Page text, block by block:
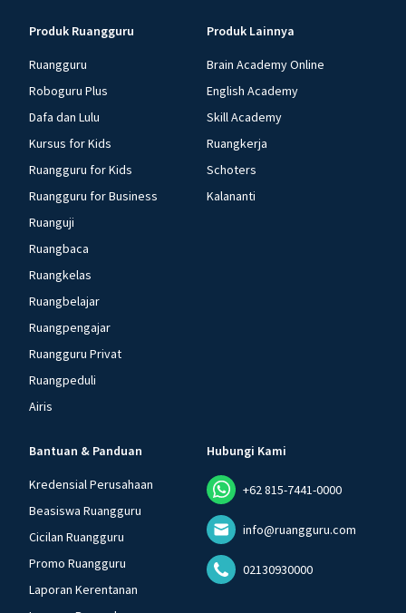
Produk Ruangguru
Ruangguru
Roboguru Plus
Dafa dan Lulu
Kursus for Kids
Ruangguru for Kids
Ruangguru for Business
Ruanguji
Ruangbaca
Ruangkelas
Ruangbelajar
Ruangpengajar
Ruangguru Privat
Ruangpeduli
Airis
Produk Lainnya
Brain Academy Online
English Academy
Skill Academy
Ruangkerja
Schoters
Kalananti
Bantuan & Panduan
Kredensial Perusahaan
Beasiswa Ruangguru
Cicilan Ruangguru
Promo Ruangguru
Laporan Kerentanan
Hubungi Kami
+62 815-7441-0000
info@ruangguru.com
02130930000